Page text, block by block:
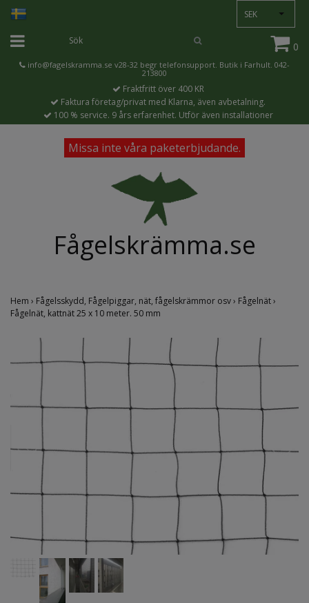
SEK
0
info@fagelskramma.se v28-32 begr telefonsupport. Butik i Farhult. 042-
213800
Fraktfritt över 400 KR
Faktura företag/privat med Klarna, även avbetalning.
100 % service. 9 års erfarenhet. Utför även installationer
Missa inte våra paketerbjudande.
Fågelskrämma.se
Hem › Fågelsskydd, Fågelpiggar, nät, fågelskrämmor osv› Fågelnät›
Fågelnät, kattnät 25 x 10 meter. 50 mm